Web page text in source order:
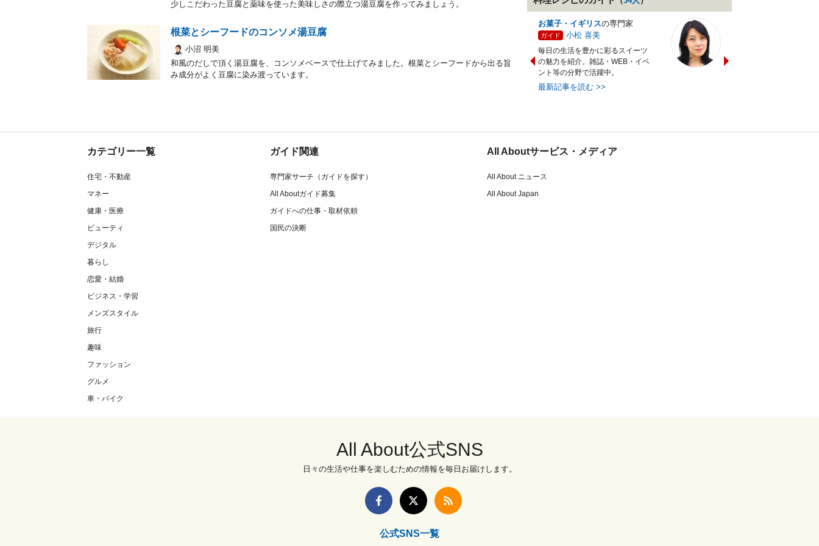
少しこだわった豆腐と薬味を使った美味しさの際立つ湯豆腐を作ってみましょう。
根菜とシーフードのコンソメ湯豆腐
小沼 明美
和風のだしで頂く湯豆腐を、コンソメベースで仕上げてみました。根菜とシーフードから出る旨
み成分がよく豆腐に染み渡っています。
お菓子・イギリスの専門家
ガイド 小松 喜美
毎日の生活を豊かに彩るスイーツ
の魅力を紹介。雑誌・WEB・イベ
ント等の分野で活躍中。
最新記事を読む >>
ターの資格を活かし老舗料亭
カテゴリー一覧
住宅・不動産
マネー
健康・医療
ビューティ
デジタル
暮らし
恋愛・結婚
ビジネス・学習
メンズスタイル
旅行
趣味
ファッション
グルメ
車・バイク
ガイド関連
専門家サーチ（ガイドを探す）
All Aboutガイド募集
ガイドへの仕事・取材依頼
国民の決断
All Aboutサービス・メディア
All About ニュース
All About Japan
All About公式SNS
日々の生活や仕事を楽しむための情報を毎日お届けします。
公式SNS一覧